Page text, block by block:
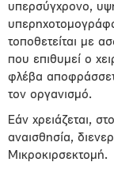
υπερσύγχρονο,
τοποθετείται με
που επιθυμεί ο
φλέβα
τον οργανισμό.
Εάν χρειάζεται,
αναισθησία,
Μικροκιρσεκτομή.